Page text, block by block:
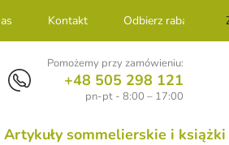
Kontakt Odbierz rabat
Pomożemy przy zamówieniu:
+48 505 298 121
pn-pt - 8:00 – 17:00
Artykuły sommelierskie i książki